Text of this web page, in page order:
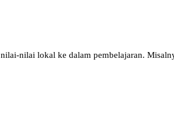
nilai lokal ke dalam pembelajaran.